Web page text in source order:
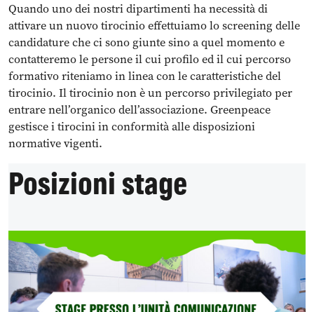
Quando uno dei nostri dipartimenti ha necessità di
attivare un nuovo tirocinio effettuiamo lo screening delle
candidature che ci sono giunte sino a quel momento e
contatteremo le persone il cui profilo ed il cui percorso
formativo riteniamo in linea con le caratteristiche del
tirocinio. Il tirocinio non è un percorso privilegiato per
entrare nell’organico dell’associazione. Greenpeace
gestisce i tirocini in conformità alle disposizioni
normative vigenti.
Posizioni stage